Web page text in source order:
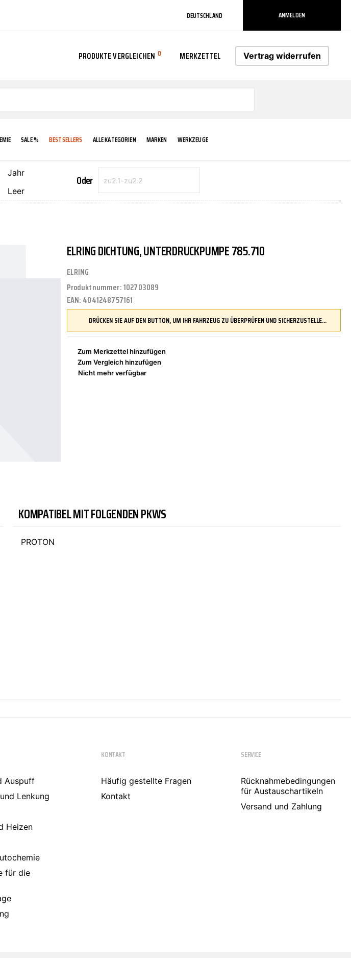
DEUTSCHLAND ANMELDEN
PRODUKTE VERGLEICHEN 0 MERKZETTEL Vertrag widerrufen
SALE % BESTSELLERS ALLE KATEGORIEN MARKEN WERKZEUGE
VERBREITERUNG
TRITTBRETTER ÜBERROLLBÜGEL
ELEKTRIK
KLIMAANLAGE KOMFORTSYSTEME
LENKUNG MOTORTEILE
ZÜND-/GLÜHANLAGE
TECHNIK & WARTUNG
REINIGUNGS-/PFLEGEMITTEL
AS-PL
DR.WACK DUPLI-COLOR
LIQUI MOLY MANN FILTER
NAP CARPARTS
Jahr
Leer
Oder
ELRING DICHTUNG, UNTERDRUCKPUMPE 785.710
ELRING
Produktnummer:102703089
EAN: 4041248757161
DRÜCKEN SIE AUF DEN BUTTON, UM IHR FAHRZEUG ZU ÜBERPRÜFEN UND SICHERZUSTELLEN, DASS DIESES TEIL KOMPATIBEL IST, BEVOR SIE ES BESTELLEN
Zum Merkzettel hinzufügen
Zum Vergleich hinzufügen
Nicht mehr verfügbar
KOMPATIBEL MIT FOLGENDEN PKWS
PROTON
Auspuff
Lenkung
Heizen
für die
KONTAKT
Häufig gestellte Fragen
Kontakt
SERVICE
Rücknahmebedingungen
für Austauschartikeln
Versand und Zahlung